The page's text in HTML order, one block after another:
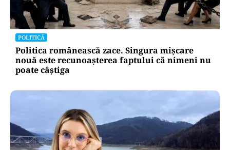
POLITICĂ
Politica românească zace. Singura mișcare
nouă este recunoașterea faptului că nimeni nu
poate câștiga